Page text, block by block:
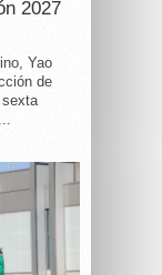
2027
Yao
de